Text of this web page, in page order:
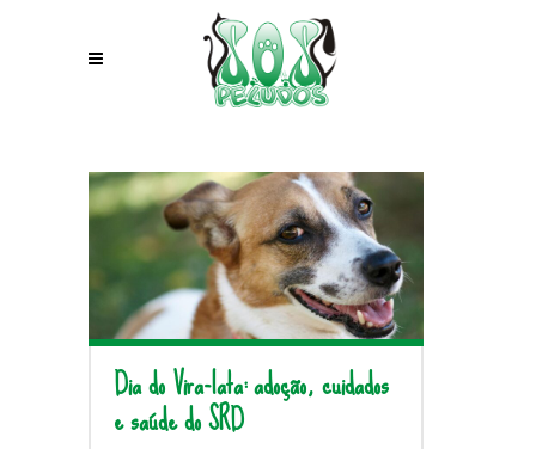
Dia do Vira-lata: adoção, cuidados
e saúde do SRD